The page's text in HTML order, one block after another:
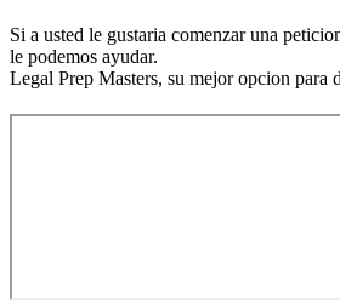
Si a usted le gustaria comenzar una
le podemos ayudar.
Legal Prep Masters, su mejor opcion para